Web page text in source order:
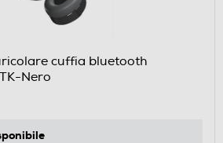
cuffia bluetooth
Nero